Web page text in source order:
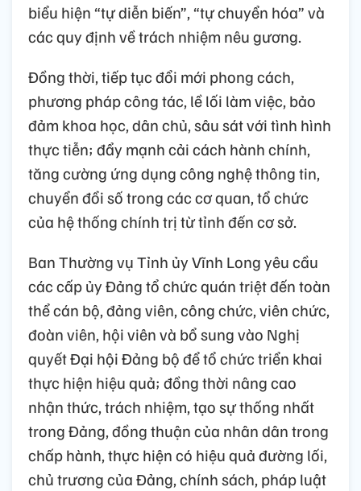
biểu hiện “tự diễn biến”, “tự chuyển hóa” và
các quy định về trách nhiệm nêu gương.
Đồng thời, tiếp tục đổi mới phong cách,
phương pháp công tác, lề lối làm việc, bảo
đảm khoa học, dân chủ, sâu sát với tình hình
thực tiễn; đẩy mạnh cải cách hành chính,
tăng cường ứng dụng công nghệ thông tin,
chuyển đổi số trong các cơ quan, tổ chức
của hệ thống chính trị từ tỉnh đến cơ sở.
Ban Thường vụ Tỉnh ủy Vĩnh Long yêu cầu
các cấp ủy Đảng tổ chức quán triệt đến toàn
thể cán bộ, đảng viên, công chức, viên chức,
đoàn viên, hội viên và bổ sung vào Nghị
quyết Đại hội Đảng bộ để tổ chức triển khai
thực hiện hiệu quả; đồng thời nâng cao
nhận thức, trách nhiệm, tạo sự thống nhất
trong Đảng, đồng thuận của nhân dân trong
chấp hành, thực hiện có hiệu quả đường lối,
chủ trương của Đảng, chính sách, pháp luật